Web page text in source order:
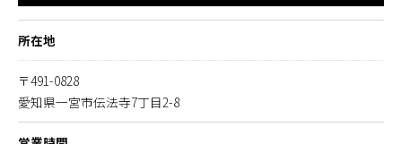
所在地
〒491-0828
愛知県一宮市伝法寺7丁目2-8